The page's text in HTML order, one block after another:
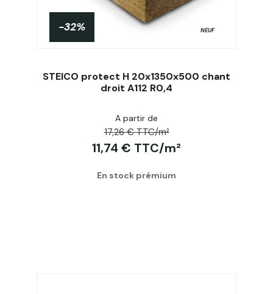
Acheter
-32% NEUF
STEICO protect H 20x1350x500 chant
droit A112 R0,4
A partir de
17,26 € TTC/m²
11,74 € TTC/m²
En stock prémium